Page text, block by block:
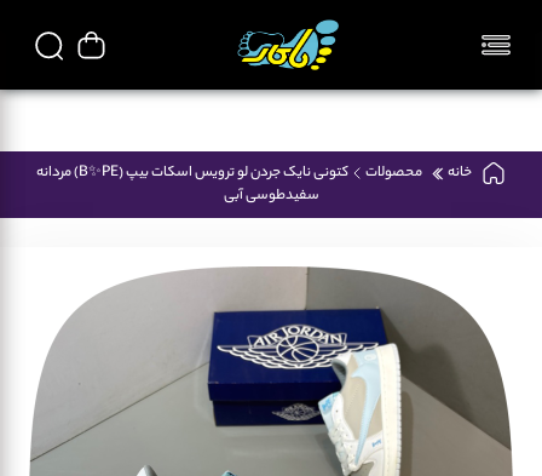
تمامی محصولات فروشگاه پاکار ایرانی میباشد
خانه محصولات
کتونی نایک جردن لو ترویس اسکات بیپ (B✨️PE) مردانه
سفیدطوسی آبی